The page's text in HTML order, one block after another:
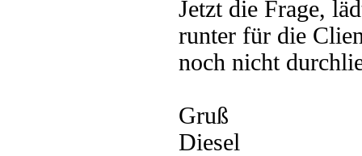
Jetzt die Frage,
runter für die
noch nicht
Gruß
Diesel